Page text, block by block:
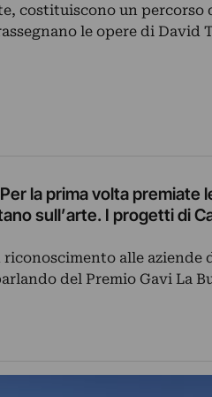
costituiscono un percorso
le opere di David
la prima volta premiate
sull’arte. I progetti di
alle aziende
del Premio Gavi La